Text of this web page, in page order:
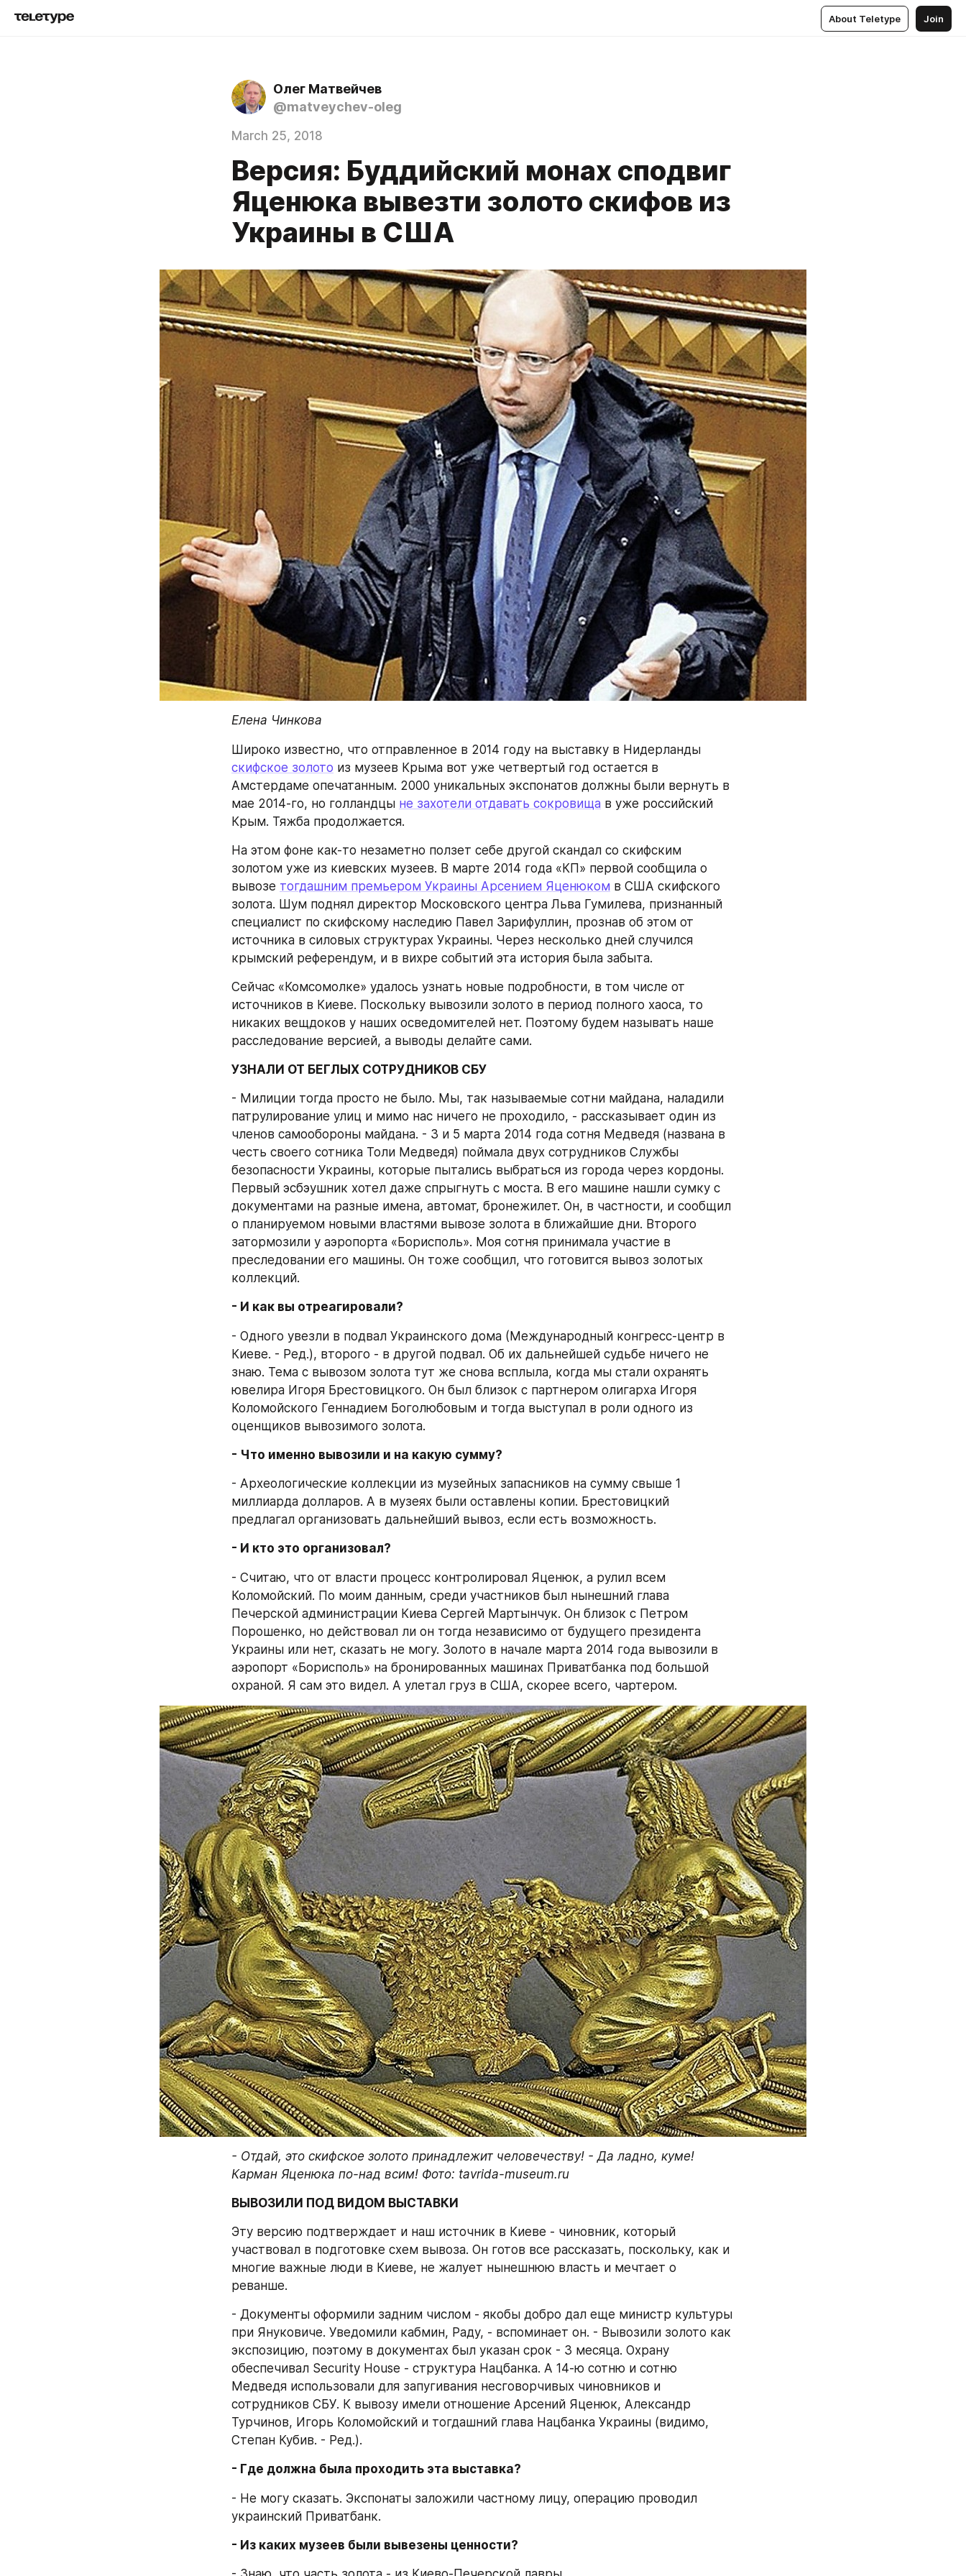
About Teletype Join
Олег Матвейчев
@matveychev-oleg
March 25, 2018
Версия: Буддийский монах сподвиг
Яценюка вывезти золото скифов из
Украины в США
Елена Чинкова
скифское золото из музеев Крыма вот уже четвертый год остается в
Амстердаме опечатанным. 2000 уникальных экспонатов должны были вернуть в
мае 2014-го, но голландцы не захотели отдавать сокровища в уже российский
Крым. Тяжба продолжается.
На этом фоне как-то незаметно ползет себе другой скандал со скифским
золотом уже из киевских музеев. В марте 2014 года «КП» первой сообщила о
вывозе тогдашним премьером Украины Арсением Яценюком в США скифского
золота. Шум поднял директор Московского центра Льва Гумилева, признанный
специалист по скифскому наследию Павел Зарифуллин, прознав об этом от
источника в силовых структурах Украины. Через несколько дней случился
крымский референдум, и в вихре событий эта история была забыта.
Сейчас «Комсомолке» удалось узнать новые подробности, в том числе от
источников в Киеве. Поскольку вывозили золото в период полного хаоса, то
никаких вещдоков у наших осведомителей нет. Поэтому будем называть наше
расследование версией, а выводы делайте сами.
УЗНАЛИ ОТ БЕГЛЫХ СОТРУДНИКОВ СБУ
- Милиции тогда просто не было. Мы, так называемые сотни майдана, наладили
патрулирование улиц и мимо нас ничего не проходило, - рассказывает один из
членов самообороны майдана. - 3 и 5 марта 2014 года сотня Медведя (названа в
честь своего сотника Толи Медведя) поймала двух сотрудников Службы
безопасности Украины, которые пытались выбраться из города через кордоны.
Первый эсбэушник хотел даже спрыгнуть с моста. В его машине нашли сумку с
документами на разные имена, автомат, бронежилет. Он, в частности, и сообщил
о планируемом новыми властями вывозе золота в ближайшие дни. Второго
затормозили у аэропорта «Борисполь». Моя сотня принимала участие в
преследовании его машины. Он тоже сообщил, что готовится вывоз золотых
коллекций.
- И как вы отреагировали?
- Одного увезли в подвал Украинского дома (Международный конгресс-центр в
Киеве. - Ред.), второго - в другой подвал. Об их дальнейшей судьбе ничего не
знаю. Тема с вывозом золота тут же снова всплыла, когда мы стали охранять
ювелира Игоря Брестовицкого. Он был близок с партнером олигарха Игоря
Коломойского Геннадием Боголюбовым и тогда выступал в роли одного из
оценщиков вывозимого золота.
- Что именно вывозили и на какую сумму?
- Археологические коллекции из музейных запасников на сумму свыше 1
миллиарда долларов. А в музеях были оставлены копии. Брестовицкий
предлагал организовать дальнейший вывоз, если есть возможность.
- И кто это организовал?
- Считаю, что от власти процесс контролировал Яценюк, а рулил всем
Коломойский. По моим данным, среди участников был нынешний глава
Печерской администрации Киева Сергей Мартынчук. Он близок с Петром
Порошенко, но действовал ли он тогда независимо от будущего президента
Украины или нет, сказать не могу. Золото в начале марта 2014 года вывозили в
аэропорт «Борисполь» на бронированных машинах Приватбанка под большой
охраной. Я сам это видел. А улетал груз в США, скорее всего, чартером.
- Отдай, это скифское золото принадлежит человечеству! - Да ладно, куме!
Карман Яценюка по-над всим! Фото: tavrida-museum.ru
ВЫВОЗИЛИ ПОД ВИДОМ ВЫСТАВКИ
Эту версию подтверждает и наш источник в Киеве - чиновник, который
участвовал в подготовке схем вывоза. Он готов все рассказать, поскольку, как и
многие важные люди в Киеве, не жалует нынешнюю власть и мечтает о
реванше.
- Документы оформили задним числом - якобы добро дал еще министр культуры
при Януковиче. Уведомили кабмин, Раду, - вспоминает он. - Вывозили золото как
экспозицию, поэтому в документах был указан срок - 3 месяца. Охрану
обеспечивал Security House - структура Нацбанка. А 14-ю сотню и сотню
Медведя использовали для запугивания несговорчивых чиновников и
сотрудников СБУ. К вывозу имели отношение Арсений Яценюк, Александр
Турчинов, Игорь Коломойский и тогдашний глава Нацбанка Украины (видимо,
Степан Кубив. - Ред.).
- Где должна была проходить эта выставка?
- Не могу сказать. Экспонаты заложили частному лицу, операцию проводил
украинский Приватбанк.
- Из каких музеев были вывезены ценности?